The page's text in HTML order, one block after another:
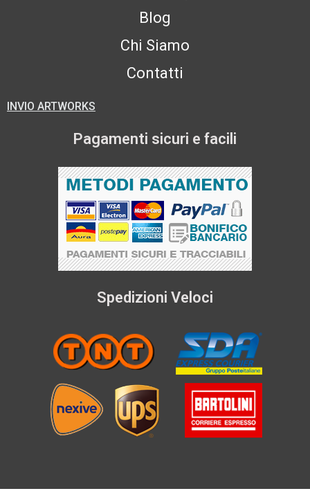
Blog
Chi Siamo
Contatti
INVIO ARTWORKS
Pagamenti sicuri e facili
Spedizioni Veloci